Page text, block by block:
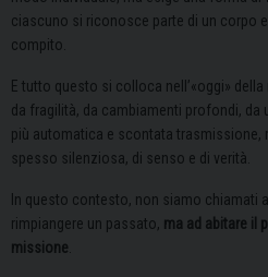
ciascuno si riconosce parte di un corpo
compito.
E tutto questo si colloca nell’«oggi»
da fragilità, da cambiamenti profondi, da
più automatica e scontata trasmissione,
spesso silenziosa, di senso e di verità.
In questo contesto, non siamo chiamati
rimpiangere un passato, ma ad abitare il
missione.